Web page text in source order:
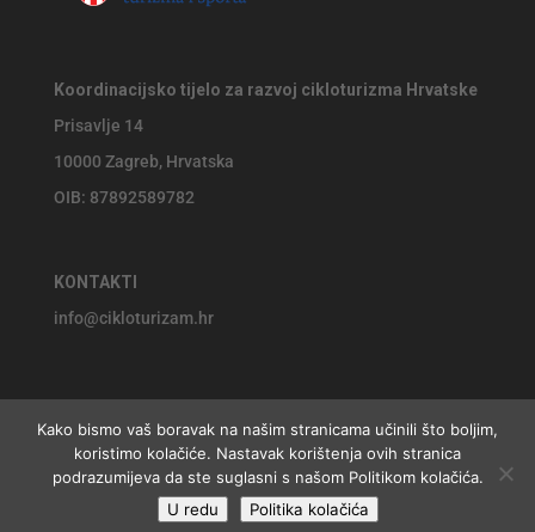
Koordinacijsko tijelo za razvoj cikloturizma Hrvatske
Prisavlje 14
10000 Zagreb, Hrvatska
OIB: 87892589782
KONTAKTI
info@cikloturizam.hr
© 2026 Koordinacijsko tijelo za razvoj cikloturizma Hrvatske,
website byJackie
Kako bismo vaš boravak na našim stranicama učinili što boljim,
koristimo kolačiće. Nastavak korištenja ovih stranica
podrazumijeva da ste suglasni s našom Politikom kolačića.
U redu
Politika kolačića